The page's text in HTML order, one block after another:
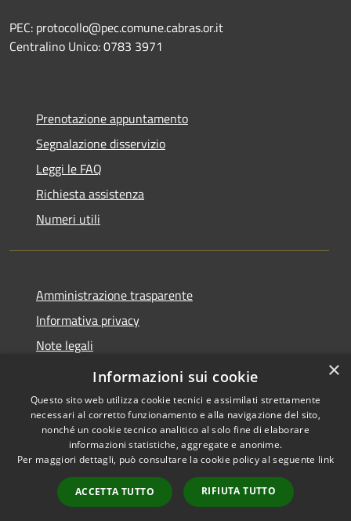
PEC: protocollo@pec.comune.cabras.or.it
Centralino Unico: 0783 3971
Prenotazione appuntamento
Segnalazione disservizio
Leggi le FAQ
Richiesta assistenza
Numeri utili
Amministrazione trasparente
Informativa privacy
Note legali
Dichiarazione di accessibilità
Accessibilità
Copyright © 2026 • Comune di
Cabras • Powered by
Municipium•
Accesso
redazione
×
Informazioni sui cookie
Questo sito web utilizza cookie tecnici e assimilati strettamente
necessari al corretto funzionamento e alla navigazione del sito,
nonché un cookie tecnico analitico al solo fine di elaborare
informazioni statistiche, aggregate e anonime.
Per maggiori dettagli, può consultare la cookie policy al seguente link
ACCETTA TUTTO RIFIUTA TUTTO